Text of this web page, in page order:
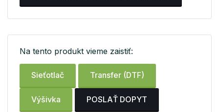
Na tento produkt vieme zaistiť:
Sieťotlač Transfer (DTF)
Výšivka POSLAŤ DOPYT